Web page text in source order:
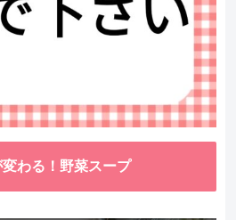
わる！野菜スープ